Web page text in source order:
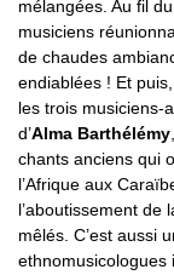
mélangées. Au fil
musiciens
de chaudes
endiablées ! Et
les trois musiciens-
d’Alma Barthélémy
chants anciens qui
l’Afrique aux
l’aboutissement de
mêlés. C’est aussi
ethnomusicologues